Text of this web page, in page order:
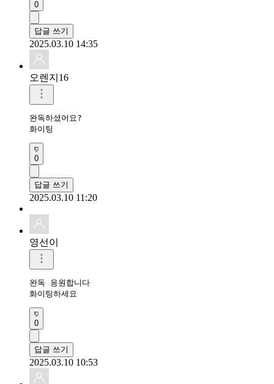
0
답글 쓰기
2025.03.10 14:35
오렌지16
완독하셨어요?
화이팅
0
답글 쓰기
2025.03.10 11:20
영선이
완독 응원합니다
화이팅하세요
0
답글 쓰기
2025.03.10 10:53